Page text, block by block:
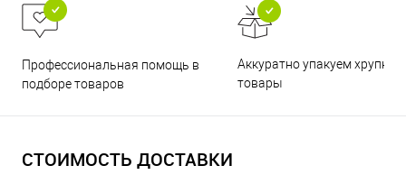
Профессиональная помощь в
подборе товаров
Аккуратно упакуем хрупкие
товары
СТОИМОСТЬ ДОСТАВКИ